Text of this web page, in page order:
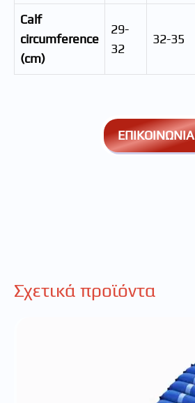
Calf
circumference
(cm)
29-
32
32-35
ΕΠΙΚΟΙΝΩΝΙΑ
Σχετικά προϊόντα